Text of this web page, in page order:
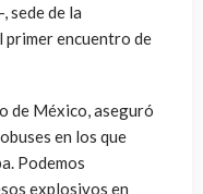
sede de la
primer encuentro de
de México, aseguró
en los que
Podemos
explosivos en